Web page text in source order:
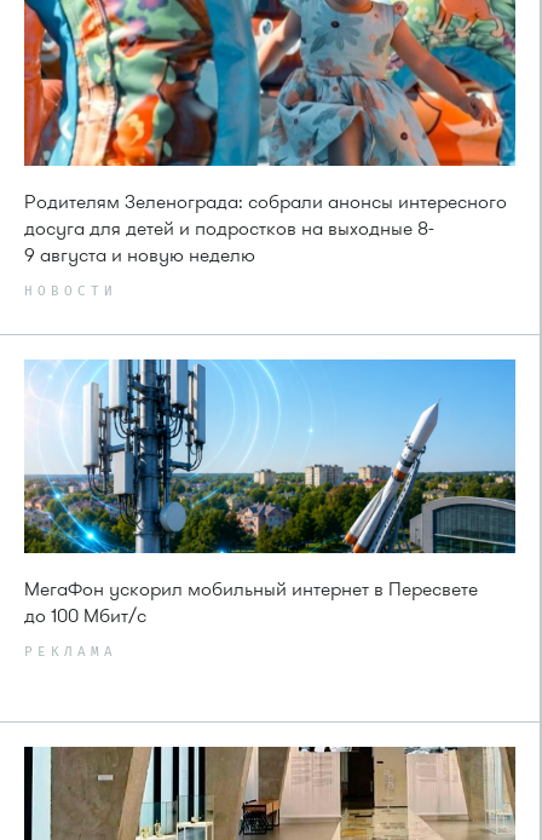
Родителям Зеленограда: собрали анонсы интересного
досуга для детей и подростков на выходные 8-
9 августа и новую неделю
НОВОСТИ
МегаФон ускорил мобильный интернет в Пересвете
до 100 Мбит/с
РЕКЛАМА